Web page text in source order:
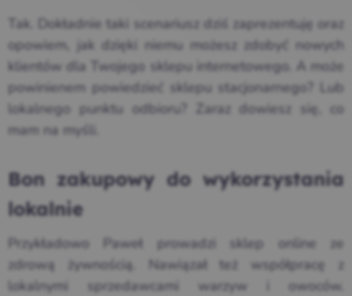
Tak. Dokładnie taki scenariusz dziś zaprezentuję oraz
opowiem, jak dzięki niemu możesz zdobyć nowych
klientów dla Twojego sklepu internetowego. A może
powinienem powiedzieć sklepu stacjonarnego? Lub
lokalnego punktu odbioru? Zaraz dowiesz się, co
mam na myśli.
Bon zakupowy do wykorzystania
lokalnie
Przykładowo Paweł prowadzi sklep online ze
zdrową żywnością. Nawiązał też współpracę z
lokalnymi sprzedawcami warzyw i owoców.